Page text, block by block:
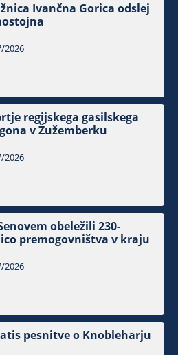
Ivančna Gorica odslej
2026
regijskega gasilskega
v Žužemberku
2026
obeležili 230-
premogovništva v kraju
2026
pesnitve o Knobleharju